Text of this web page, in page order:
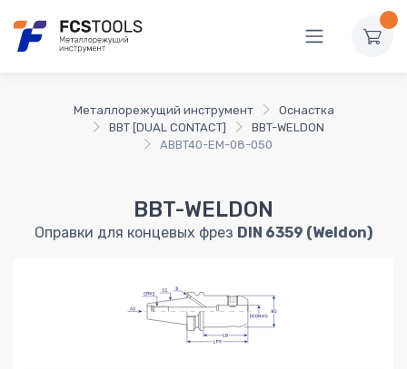
Металлорежущий инструмент
Оснастка
BBT [DUAL CONTACT]
BBT-WELDON
ABBT40-EM-08-050
BBT-WELDON
Оправки для концевых фрез DIN 6359 (Weldon)